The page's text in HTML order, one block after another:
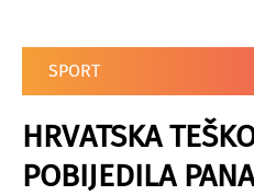
SPORT
HRVATSKA
POBIJEDILA